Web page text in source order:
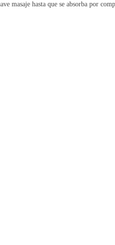
masaje hasta que se absorba por